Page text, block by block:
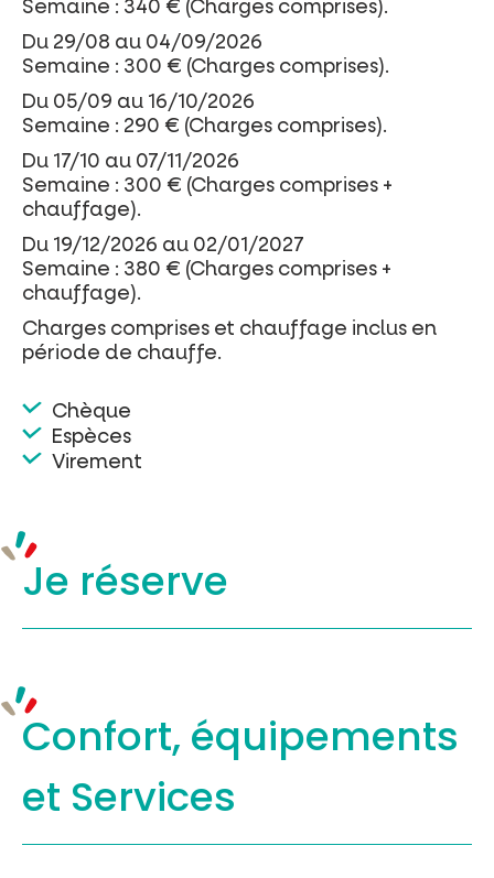
Semaine : 340 € (Charges comprises).
Du 29/08 au 04/09/2026
Semaine : 300 € (Charges comprises).
Du 05/09 au 16/10/2026
Semaine : 290 € (Charges comprises).
Du 17/10 au 07/11/2026
Semaine : 300 € (Charges comprises +
chauffage).
Du 19/12/2026 au 02/01/2027
Semaine : 380 € (Charges comprises +
chauffage).
Charges comprises et chauffage inclus en
période de chauffe.
Chèque
Espèces
Virement
Je réserve
Confort, équipements
et Services